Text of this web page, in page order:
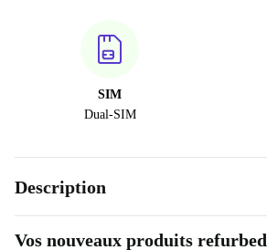
SIM
Dual-SIM
Description
Vos nouveaux produits refurbed